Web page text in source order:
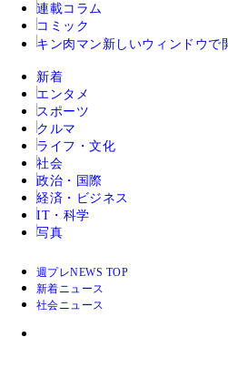
連載コラム
コミック
キン肉マン 新しいウィンドウで
新着
エンタメ
スポーツ
クルマ
ライフ・文化
社会
政治・国際
経済・ビジネス
IT・科学
写真
週プレNEWS TOP
新着ニュース
社会ニュース